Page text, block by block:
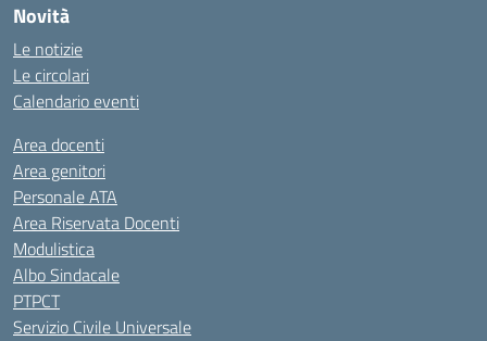
Novità
Le notizie
Le circolari
Calendario eventi
Area docenti
Area genitori
Personale ATA
Area Riservata Docenti
Modulistica
Albo Sindacale
PTPCT
Servizio Civile Universale